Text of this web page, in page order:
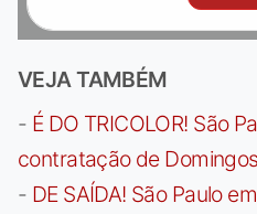
VEJA TAMBÉM
- É DO TRICOLOR! São
contratação de
- DE SAÍDA! São Paulo